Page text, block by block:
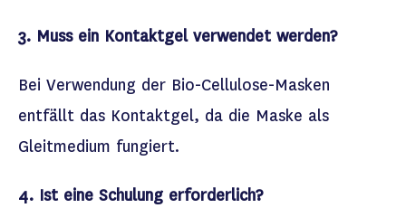
3. Muss ein Kontaktgel verwendet werden?
Bei Verwendung der Bio-Cellulose-Masken
entfällt das Kontaktgel, da die Maske als
Gleitmedium fungiert.
4. Ist eine Schulung erforderlich?